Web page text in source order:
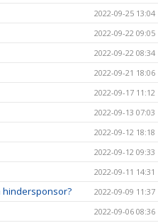
2022-09-25 13:04
2022-09-22 09:05
2022-09-22 08:34
2022-09-21 18:06
2022-09-17 11:12
2022-09-13 07:03
2022-09-12 18:18
2022-09-12 09:33
2022-09-11 14:31
hindersponsor? 2022-09-09 11:37
2022-09-06 08:36